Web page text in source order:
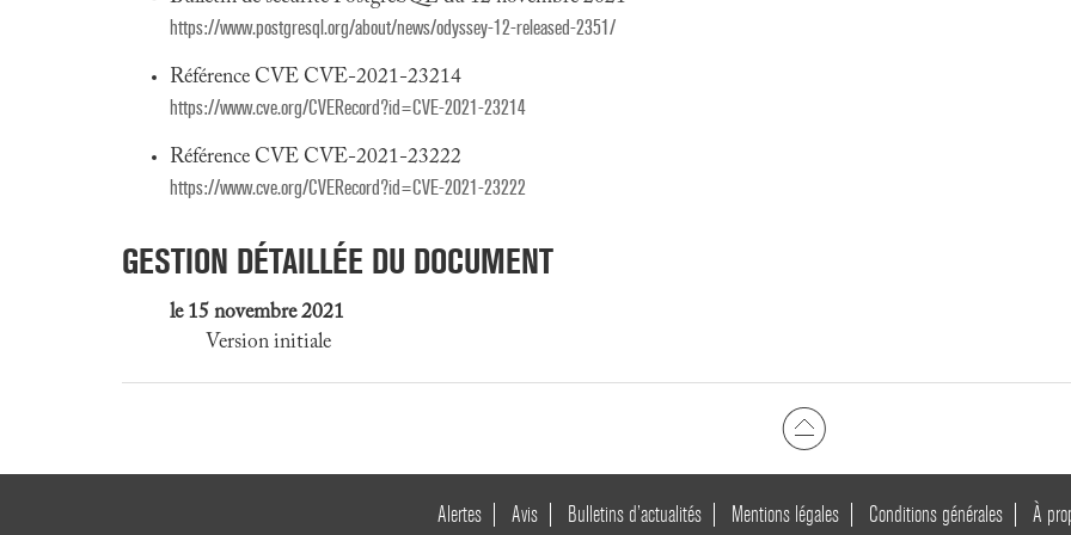
https://www.postgresql.org/about/news/odyssey-12-released-2351/
Référence CVE CVE-2021-23214
https://www.cve.org/CVERecord?id=CVE-2021-23214
Référence CVE CVE-2021-23222
https://www.cve.org/CVERecord?id=CVE-2021-23222
GESTION DÉTAILLÉE DU DOCUMENT
le 15 novembre 2021
Version initiale
Alertes Avis Bulletins d’actualités Mentions légales Conditions générales À